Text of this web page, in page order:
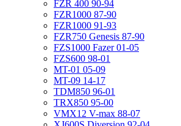
FZR 400 90-94
FZR1000 87-90
FZR1000 91-93
FZR750 Genesis 87-90
FZS1000 Fazer 01-05
FZS600 98-01
MT-01 05-09
MT-09 14-17
TDM850 96-01
TRX850 95-00
VMX12 V-max 88-07